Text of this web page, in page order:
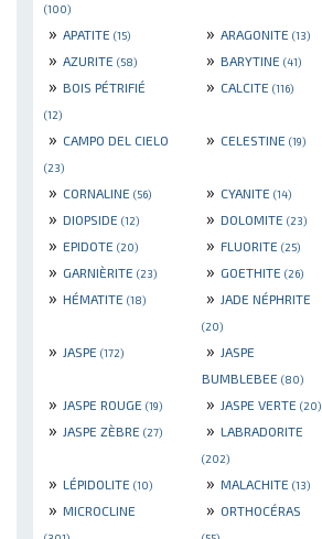
(100)
» APATITE (15) » ARAGONITE (13)
» AZURITE (58) » BARYTINE (41)
» BOIS PÉTRIFIÉ
(12)
» CALCITE (116)
» CAMPO DEL CIELO
(23)
» CELESTINE (19)
» CORNALINE (56) » CYANITE (14)
» DIOPSIDE (12) » DOLOMITE (23)
» EPIDOTE (20) » FLUORITE (25)
» GARNIÈRITE (23) » GOETHITE (26)
» HÉMATITE (18) » JADE NÉPHRITE
(20)
» JASPE (172) » JASPE
BUMBLEBEE (80)
» JASPE ROUGE (19) » JASPE VERTE (20)
» JASPE ZÈBRE (27) » LABRADORITE
(202)
» LÉPIDOLITE (10) » MALACHITE (13)
» MICROCLINE » ORTHOCÉRAS